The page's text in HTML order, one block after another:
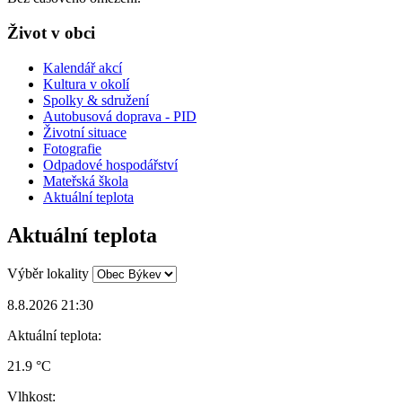
Život v obci
Kalendář akcí
Kultura v okolí
Spolky & sdružení
Autobusová doprava - PID
Životní situace
Fotografie
Odpadové hospodářství
Mateřská škola
Aktuální teplota
Aktuální teplota
Výběr lokality
8.8.2026 21:30
Aktuální teplota:
21.9 °C
Vlhkost: